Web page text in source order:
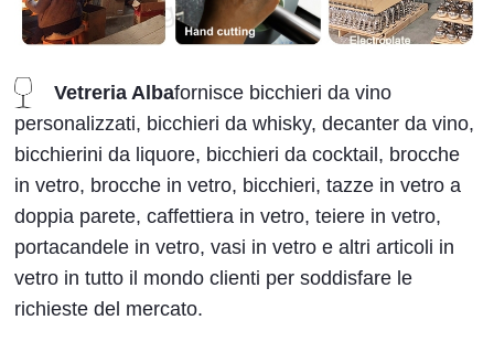
Vetreria Albafornisce bicchieri da vino
personalizzati, bicchieri da whisky, decanter da vino,
bicchierini da liquore, bicchieri da cocktail, brocche
in vetro, brocche in vetro, bicchieri, tazze in vetro a
doppia parete, caffettiera in vetro, teiere in vetro,
portacandele in vetro, vasi in vetro e altri articoli in
vetro in tutto il mondo clienti per soddisfare le
richieste del mercato.